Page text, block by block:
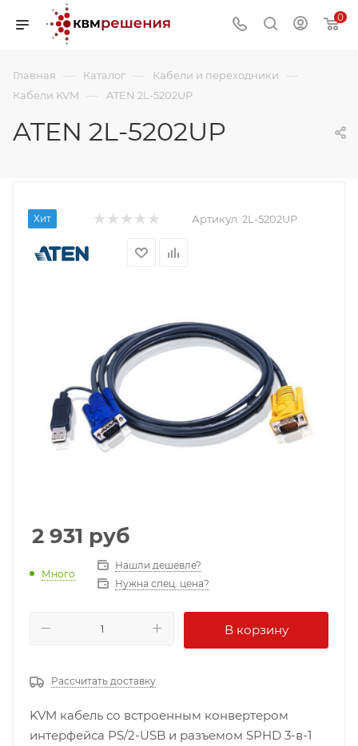
0
Главная — Каталог — Кабели и переходники —
Кабели KVM — ATEN 2L-5202UP
ATEN 2L-5202UP
Хит Артикул: 2L-5202UP
2 931 руб
Много
Нашли дешевле?
Нужна спец. цена?
В корзину
Рассчитать доставку
KVM кабель со встроенным конвертером
интерфейса PS/2-USB и разъемом SPHD 3-в-1